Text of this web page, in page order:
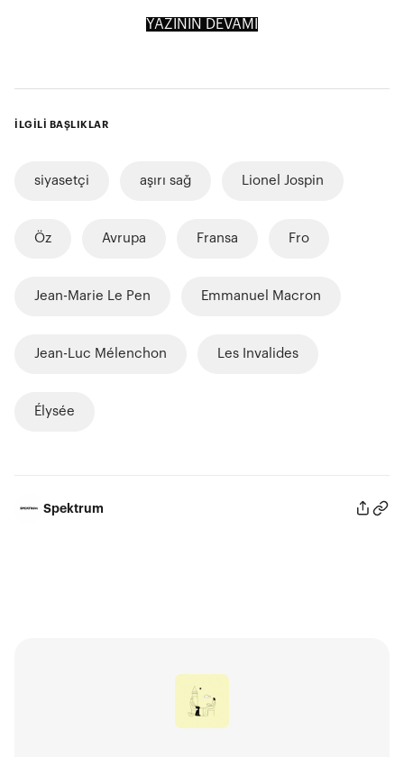
YAZININ DEVAMI
İLGİLİ BAŞLIKLAR
siyasetçi aşırı sağ Lionel Jospin
Öz Avrupa Fransa Fro
Jean-Marie Le Pen Emmanuel Macron
Jean-Luc Mélenchon Les Invalides
Élysée
Spektrum